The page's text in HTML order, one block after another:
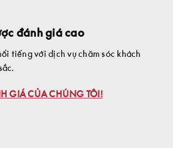
đánh giá cao
tiếng với dịch vụ chăm sóc khách
GIÁ CỦA CHÚNG TÔI!